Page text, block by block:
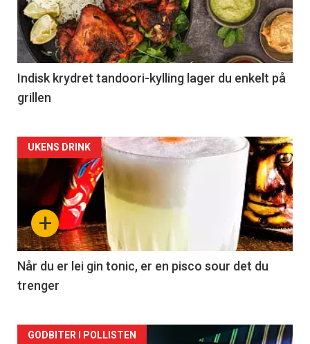
Indisk krydret tandoori-kylling lager du enkelt på
grillen
Forsiden
akkurat
nå
-
2
+
UKENS DRINK
Når du er lei gin tonic, er en pisco sour det du
trenger
Forsiden
GODBITER I POLLISTEN